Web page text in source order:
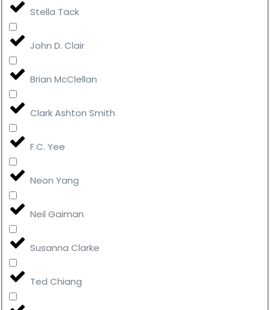
Stella Tack
John D. Clair
Brian McClellan
Clark Ashton Smith
F.C. Yee
Neon Yang
Neil Gaiman
Susanna Clarke
Ted Chiang